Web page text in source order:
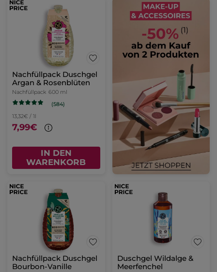
Nachfüllpack Duschgel
Argan & Rosenblüten
Nachfüllpack 600 ml
(584)
13,32€ / 1l
7,99€
IN DEN
WARENKORB
Nachfüllpack Duschgel
Bourbon-Vanille
Duschgel Wildalge &
Meerfenchel